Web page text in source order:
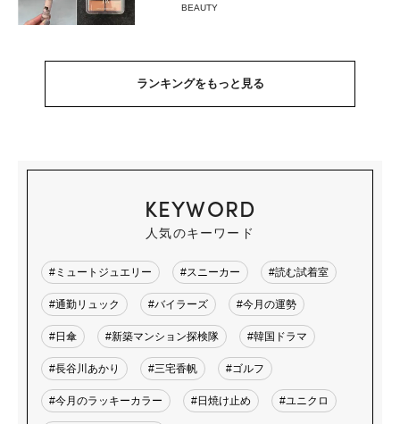
BEAUTY
ランキングをもっと見る
KEYWORD
人気のキーワード
#ミュートジュエリー #スニーカー #読む試着室
#通勤リュック #バイラーズ #今月の運勢
#日傘 #新築マンション探検隊 #韓国ドラマ
#長谷川あかり #三宅香帆 #ゴルフ
#今月のラッキーカラー #日焼け止め #ユニクロ